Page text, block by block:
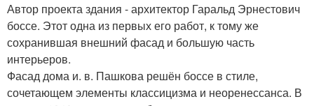
Автор проекта здания - архитектор Гаральд Эрнестович
боссе. Этот одна из первых его работ, к тому же
сохранившая внешний фасад и большую часть
интерьеров.
Фасад дома и. в. Пашкова решён боссе в стиле,
сочетающем элементы классицизма и неоренессанса. В